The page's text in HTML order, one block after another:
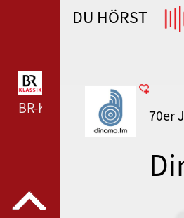
WDR 4 --- WDR 4 ---
BR-KLASSIK --- BR-KLASSIK ---
DU HÖRST
70er